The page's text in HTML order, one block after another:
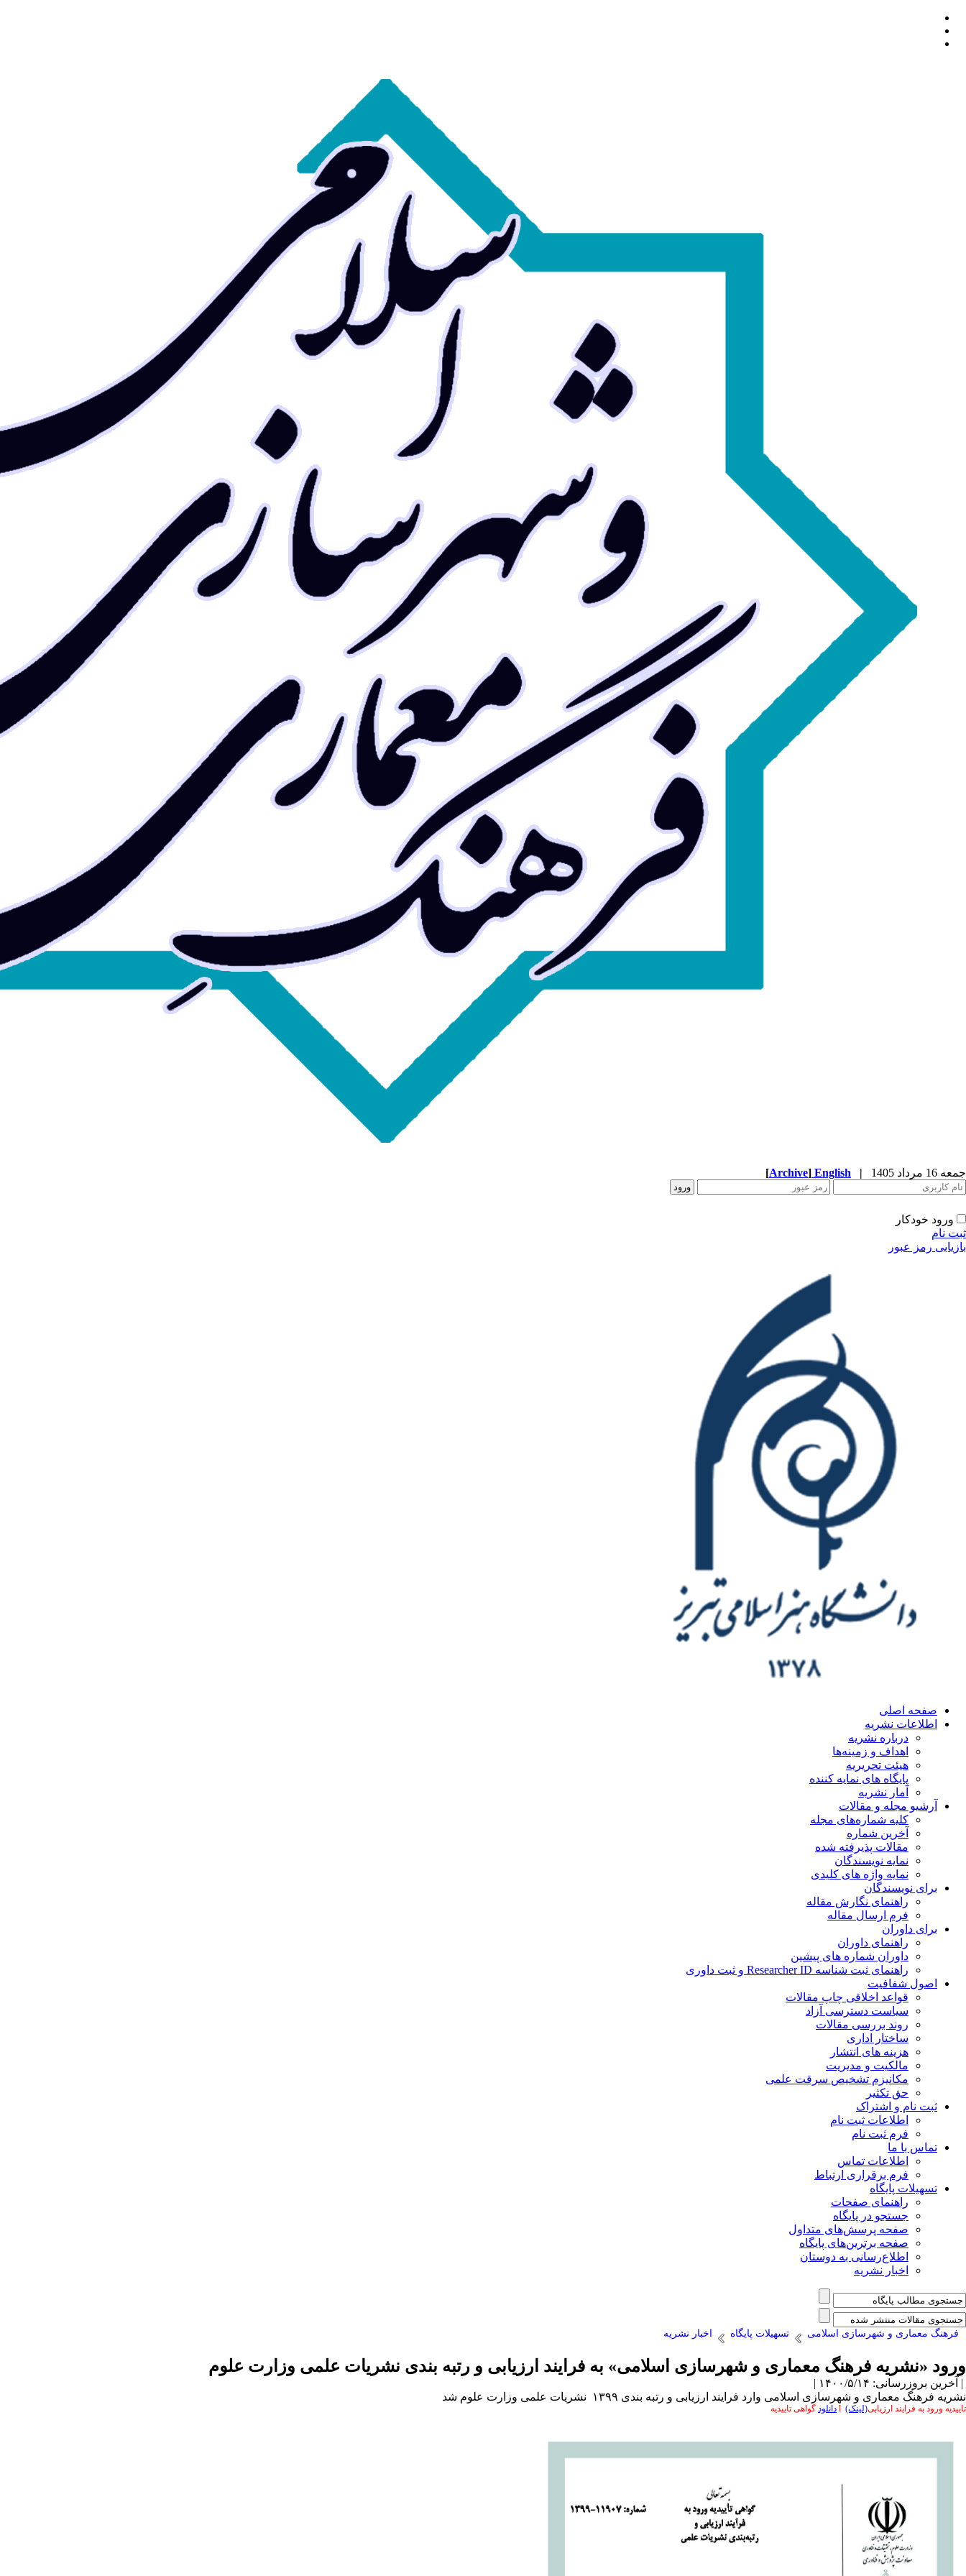
جمعه 16 مرداد 1405 |
English
[Archive]
ورود خودکار
ثبت نام
بازیابی رمز عبور
صفحه اصلی
اطلاعات نشریه
درباره نشریه
اهداف و زمینه‌ها
هیئت تحریریه
پایگاه های نمایه کننده
آمار نشریه
آرشیو مجله و مقالات
کلیه شماره‌های مجله
آخرین شماره
مقالات پذیرفته شده
نمایه نویسندگان
نمایه واژه های کلیدی
برای نویسندگان
راهنمای نگارش مقاله
فرم ارسال مقاله
برای داوران
راهنمای داوران
داوران شماره های پیشین
راهنمای ثبت شناسه Researcher ID و ثبت داوری
اصول شفافیت
قواعد اخلاقی چاپ مقالات
سیاست دسترسی آزاد
روند بررسی مقالات
ساختار اداری
هزینه های انتشار
مالکیت و مدیریت
مکانیزم تشخیص سرقت علمی
حق تکثیر
ثبت نام و اشتراک
اطلاعات ثبت نام
فرم ثبت نام
تماس با ما
اطلاعات تماس
فرم برقراری ارتباط
تسهیلات پایگاه
راهنمای صفحات
جستجو در پایگاه
صفحه پرسش‌های متداول
صفحه برترین‌های پایگاه
اطلاع‌رسانی به دوستان
اخبار نشریه
فرهنگ معماری و شهرسازی اسلامی تسهیلات پایگاه اخبار نشریه
ورود «نشریه فرهنگ معماری و شهرسازی اسلامی» به فرایند ارزیابی و رتبه بندی نشریات علمی وزارت علوم
| آخرین بروزرسانی: ۱۴۰۰/۵/۱۴ |
نشریه فرهنگ معماری و شهرسازی اسلامی وارد فرایند ارزیابی و رتبه بندی ۱۳۹۹ نشریات علمی وزارت علوم شد
تاییدیه ورود به فرایند ارزیابی(لینک) دانلود گواهی تاییدیه